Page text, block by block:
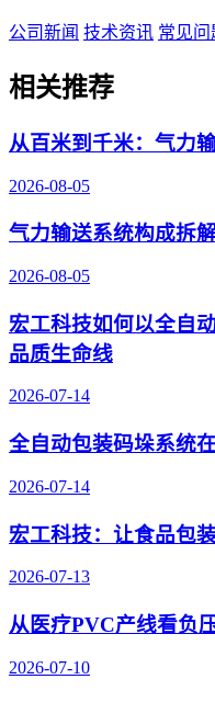
公司新闻 技术资讯 常见问
相关推荐
从百米到千米：气力
2026-08-05
气力输送系统构成拆
2026-08-05
宏工科技如何以全自
品质生命线
2026-07-14
全自动包装码垛系统
2026-07-14
宏工科技：让食品包
2026-07-13
从医疗PVC产线看负
2026-07-10